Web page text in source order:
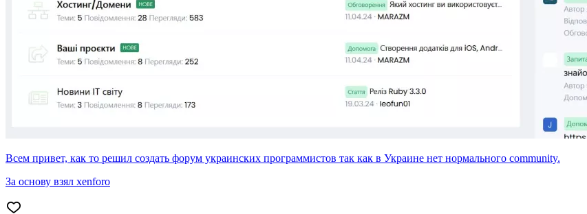
Всем привет, как то решил создать форум украинских программистов так как в Украине нет нормального community.
За основу взял xenforo